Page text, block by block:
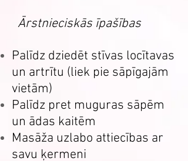
Ārstnieciskās īpašības
Palīdz dziedēt stīvas locītavas
un artrītu (liek pie sāpīgajām
vietām)
Palīdz pret muguras sāpēm
un ādas kaitēm
Masāža uzlabo attiecības ar
savu ķermeni